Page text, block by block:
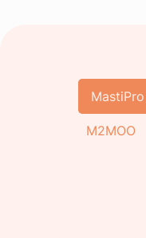
MastiPro
M2MOO